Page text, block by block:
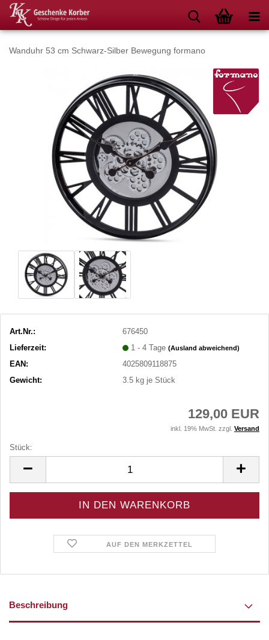
Wanduhr 53 cm Schwarz-Silber Bewegung formano
Art.Nr.:
676450
Lieferzeit:
1 - 4 Tage(Ausland abweichend)
EAN:
4025809118875
Gewicht:
3.5 kg je Stück
129,00 EUR
inkl. 19% MwSt. zzgl. Versand
Stück:
AUF DEN MERKZETTEL
Beschreibung